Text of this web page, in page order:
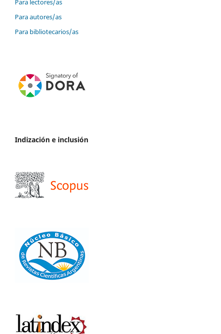
Para lectores/as
Para autores/as
Para bibliotecarios/as
Indización e inclusión